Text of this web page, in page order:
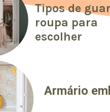
Tipos de
roupa para
escolher
Armário